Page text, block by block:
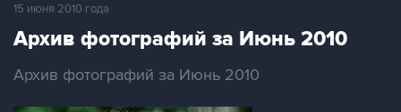
15 июня 2010 года
Архив фотографий за Июнь 2010
Архив фотографий за Июнь 2010